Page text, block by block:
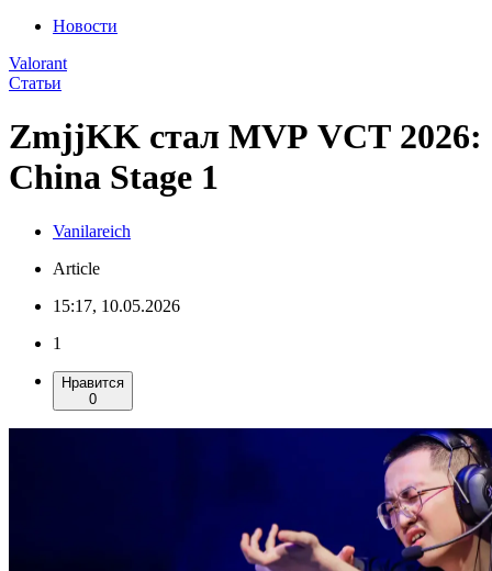
Новости
Valorant
Статьи
ZmjjKK стал MVP VCT 2026:
China Stage 1
Vanilareich
Article
15:17, 10.05.2026
1
Нравится
0